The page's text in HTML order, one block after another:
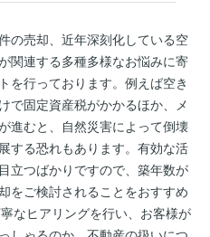
の売却、近年深刻化している空
関連する多種多様なお悩みに寄
を行っております。例えば空き
で固定資産税がかかるほか、メ
進むと、自然災害によって倒壊
する恐れもあります。有効な活
立つばかりですので、築年数が
をご検討されることをおすすめ
なヒアリングを行い、お客様が